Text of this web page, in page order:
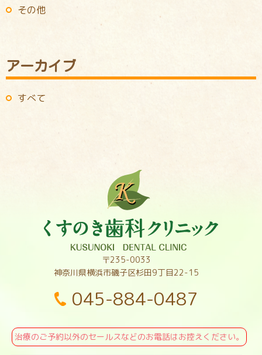
その他
アーカイブ
すべて
〒235-0033
神奈川県横浜市磯子区杉田9丁目22-15
045-884-0487
治療のご予約以外のセールスなどのお電話はお控えください。